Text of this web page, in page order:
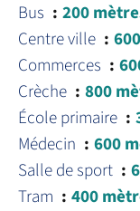
Bus
200
Centre ville
Commerces
Crèche
800
École primaire
Médecin
600
Salle de sport
Tram
400